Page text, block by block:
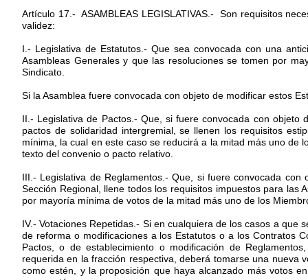
Artículo 17.- ASAMBLEAS LEGISLATIVAS.- Son requisitos
validez:
I.- Legislativa de Estatutos.- Que sea convocada con una
Asambleas Generales y que las resoluciones se tomen por
Sindicato.
Si la Asamblea fuere convocada con objeto de modificar estos
II.- Legislativa de Pactos.- Que, si fuere convocada con
pactos de solidaridad intergremial, se llenen los requisitos
mínima, la cual en este caso se reducirá a la mitad más uno de
texto del convenio o pacto relativo.
III.- Legislativa de Reglamentos.- Que, si fuere convocada
Sección Regional, llene todos los requisitos impuestos para las
por mayoría mínima de votos de la mitad más uno de los
IV.- Votaciones Repetidas.- Si en cualquiera de los casos a
de reforma o modificaciones a los Estatutos o a los Contratos
Pactos, o de establecimiento o modificación de
requerida en la fracción respectiva, deberá tomarse una nueva
como estén, y la proposición que haya alcanzado más votos